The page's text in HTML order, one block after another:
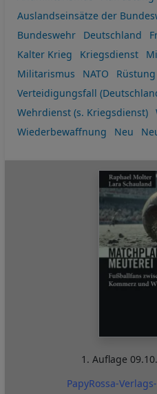
Auslandseinsätze der
Bundeswehr
Deutschland
Kalter Krieg
Kriegsdienst
Militarismus
NATO Rüstung
Verteidigungsfall
Wehrdienst (s. Kriegsdienst)
Wiederbewaffnung
Neu
1. Auflage
PapyRossa-